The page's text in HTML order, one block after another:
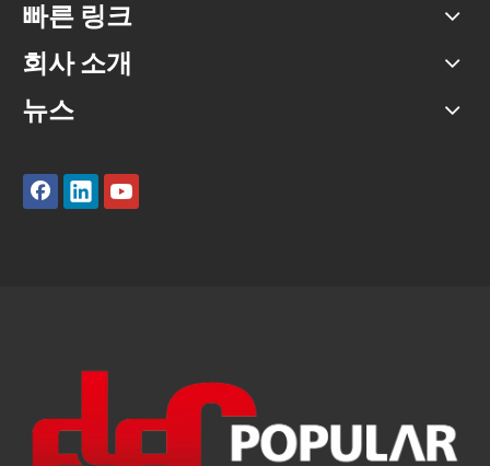
빠른 링크
회사 소개
뉴스